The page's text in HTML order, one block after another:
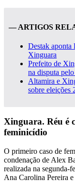
— ARTIGOS
Destak aponta
Xinguara
Prefeito de
na disputa
Altamira e
sobre eleições
Xinguara. Réu é
feminicídio
O primeiro caso de
condenação de Alex
realizada na segunda-
Ana Carolina Pereira